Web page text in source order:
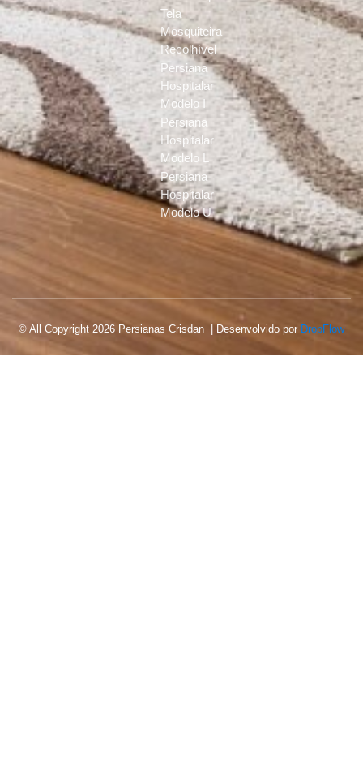
Tela
Mosquiteira
Recolhível
Persiana
Hospitalar
Modelo I
Persiana
Hospitalar
Modelo L
Persiana
Hospitalar
Modelo U
© All Copyright 2026 Persianas Crisdan | Desenvolvido por DropFlow